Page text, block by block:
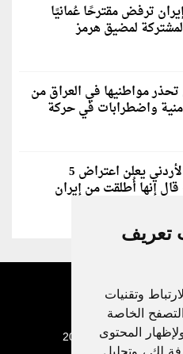
تعريف
وتقنيات
الخاصة
المحتوى
لك ، وتحليل
ترفض مقترحًا عُمانيًا
لمضيق هرمز
مواطنيها في العراق من
واضطرابات في حركة
الجيش الأردني يعلن اعتراض 5
إنها أُطلقت من إيران
© 2003 - 2022